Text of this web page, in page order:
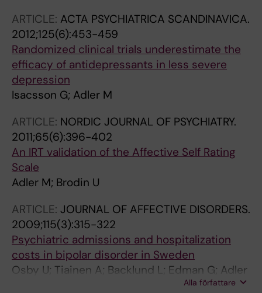
ARTICLE: ACTA PSYCHIATRICA SCANDINAVICA.
2012;125(6):453-459
Randomized clinical trials underestimate the
efficacy of antidepressants in less severe
depression
Isacsson G; Adler M
ARTICLE: NORDIC JOURNAL OF PSYCHIATRY.
2011;65(6):396-402
An IRT validation of the Affective Self Rating
Scale
Adler M; Brodin U
ARTICLE: JOURNAL OF AFFECTIVE DISORDERS.
2009;115(3):315-322
Psychiatric admissions and hospitalization
costs in bipolar disorder in Sweden
Osby U; Tiainen A; Backlund L; Edman G; Adler
M; Hallgren J; Sennfalt K; van Baardewijk M;
Alla författare